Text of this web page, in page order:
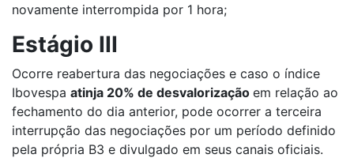
novamente interrompida por 1 hora;
Estágio III
Ocorre reabertura das negociações e caso o índice
Ibovespa atinja 20% de desvalorização em relação ao
fechamento do dia anterior, pode ocorrer a terceira
interrupção das negociações por um período definido
pela própria B3 e divulgado em seus canais oficiais.